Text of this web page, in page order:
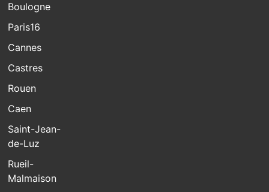
Boulogne
Paris16
Cannes
Castres
Rouen
Caen
Saint-Jean-
de-Luz
Rueil-
Malmaison